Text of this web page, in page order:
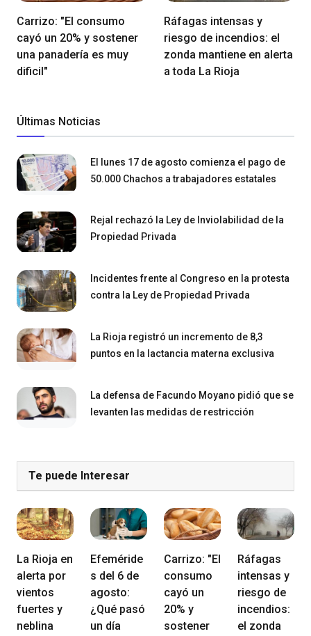
Carrizo: "El consumo
cayó un 20% y sostener
una panadería es muy
dificil"
Ráfagas intensas y
riesgo de incendios: el
zonda mantiene en alerta
a toda La Rioja
Últimas Noticias
El lunes 17 de agosto comienza el pago de
50.000 Chachos a trabajadores estatales
Rejal rechazó la Ley de Inviolabilidad de la
Propiedad Privada
Incidentes frente al Congreso en la protesta
contra la Ley de Propiedad Privada
La Rioja registró un incremento de 8,3
puntos en la lactancia materna exclusiva
La defensa de Facundo Moyano pidió que se
levanten las medidas de restricción
Te puede Interesar
La Rioja en
alerta por
vientos
fuertes y
neblina
Efeméride
s del 6 de
agosto:
¿Qué pasó
un día
Carrizo: "El
consumo
cayó un
20% y
sostener
Ráfagas
intensas y
riesgo de
incendios:
el zonda